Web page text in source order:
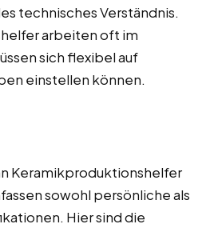
technisches Verständnis.
arbeiten oft im
sich flexibel auf
einstellen können.
Keramikproduktionshelfer
sowohl persönliche als
Hier sind die